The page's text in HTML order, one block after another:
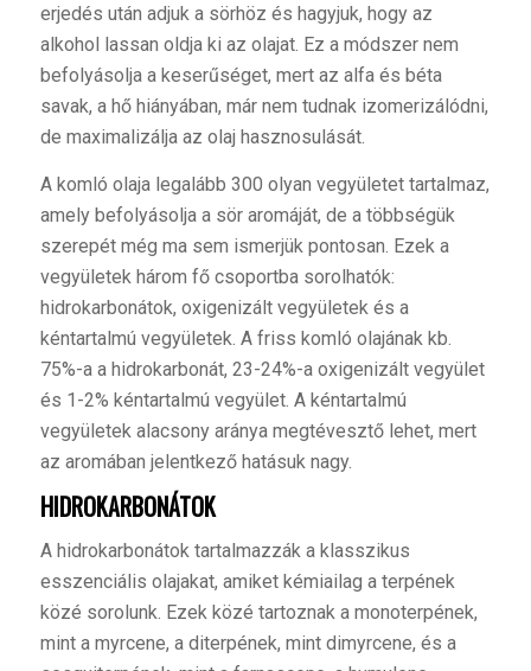
erjedés után adjuk a sörhöz és hagyjuk, hogy az
alkohol lassan oldja ki az olajat. Ez a módszer nem
befolyásolja a keserűséget, mert az alfa és béta
savak, a hő hiányában, már nem tudnak izomerizálódni,
de maximalizálja az olaj hasznosulását.
A komló olaja legalább 300 olyan vegyületet tartalmaz,
amely befolyásolja a sör aromáját, de a többségük
szerepét még ma sem ismerjük pontosan. Ezek a
vegyületek három fő csoportba sorolhatók:
hidrokarbonátok, oxigenizált vegyületek és a
kéntartalmú vegyületek. A friss komló olajának kb.
75%-a a hidrokarbonát, 23-24%-a oxigenizált vegyület
és 1-2% kéntartalmú vegyület. A kéntartalmú
vegyületek alacsony aránya megtévesztő lehet, mert
az aromában jelentkező hatásuk nagy.
HIDROKARBONÁTOK
A hidrokarbonátok tartalmazzák a klasszikus
esszenciális olajakat, amiket kémiailag a terpének
közé sorolunk. Ezek közé tartoznak a monoterpének,
mint a myrcene, a diterpének, mint dimyrcene, és a